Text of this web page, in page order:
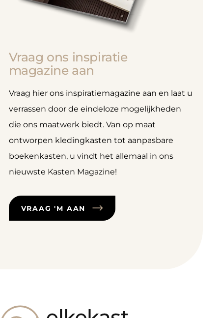
Vraag ons inspiratie
magazine aan
Vraag hier ons inspiratiemagazine aan en laat u
verrassen door de eindeloze mogelijkheden
die ons maatwerk biedt. Van op maat
ontworpen kledingkasten tot aanpasbare
boekenkasten, u vindt het allemaal in ons
nieuwste Kasten Magazine!
VRAAG 'M AAN